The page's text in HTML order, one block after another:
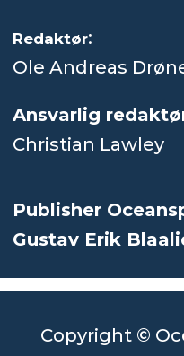
Redaktør:
Ole Andreas
Ansvarlig
Christian Lawley
Publisher
Gustav Erik
Copyright ©